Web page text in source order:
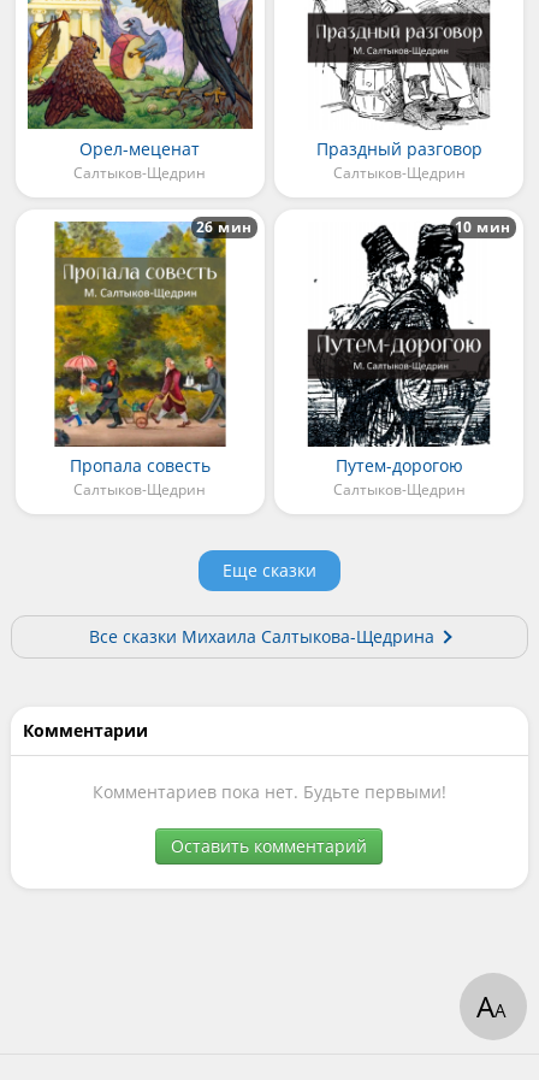
Орел-меценат
Салтыков-Щедрин
Праздный разговор
Салтыков-Щедрин
Пропала совесть
Салтыков-Щедрин
26 мин
Путем-дорогою
Салтыков-Щедрин
10 мин
Еще сказки
Все сказки Михаила Салтыкова-Щедрина
Комментарии
Комментариев пока нет. Будьте первыми!
Оставить комментарий
АА